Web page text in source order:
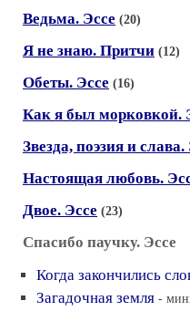
Ведьма. Эссе (20)
Я не знаю. Притчи (12)
Обеты. Эссе (16)
Как я был морковкой.
Звезда, поэзия и слава.
Настоящая любовь.
Двое. Эссе (23)
Спасибо паучку. Эссе
Когда закончились
Загадочная земля -